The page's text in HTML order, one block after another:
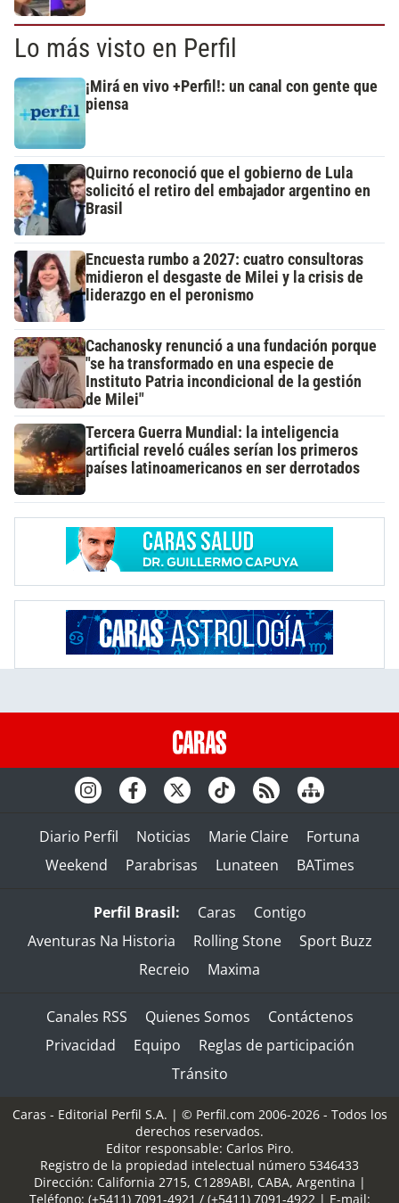
Lo más visto en Perfil
¡Mirá en vivo +Perfil!: un canal con gente que
piensa
Quirno reconoció que el gobierno de Lula
solicitó el retiro del embajador argentino en
Brasil
Encuesta rumbo a 2027: cuatro consultoras
midieron el desgaste de Milei y la crisis de
liderazgo en el peronismo
Cachanosky renunció a una fundación porque
"se ha transformado en una especie de
Instituto Patria incondicional de la gestión
de Milei"
Tercera Guerra Mundial: la inteligencia
artificial reveló cuáles serían los primeros
países latinoamericanos en ser derrotados
Diario Perfil Noticias Marie Claire
Fortuna
Weekend
Parabrisas Lunateen BATimes
Perfil Brasil: Caras
Contigo
Aventuras Na Historia
Rolling Stone
Sport Buzz
Recreio
Maxima
Canales RSS Quienes Somos
Contáctenos
Privacidad
Equipo
Reglas de participación
Tránsito
Caras - Editorial Perfil S.A. | © Perfil.com 2006-2026 - Todos los
derechos reservados.
Editor responsable: Carlos Piro.
Registro de la propiedad intelectual número 5346433
Dirección: California 2715, C1289ABI, CABA, Argentina |
Teléfono: (+5411) 7091-4921 / (+5411) 7091-4922 | E-mail: